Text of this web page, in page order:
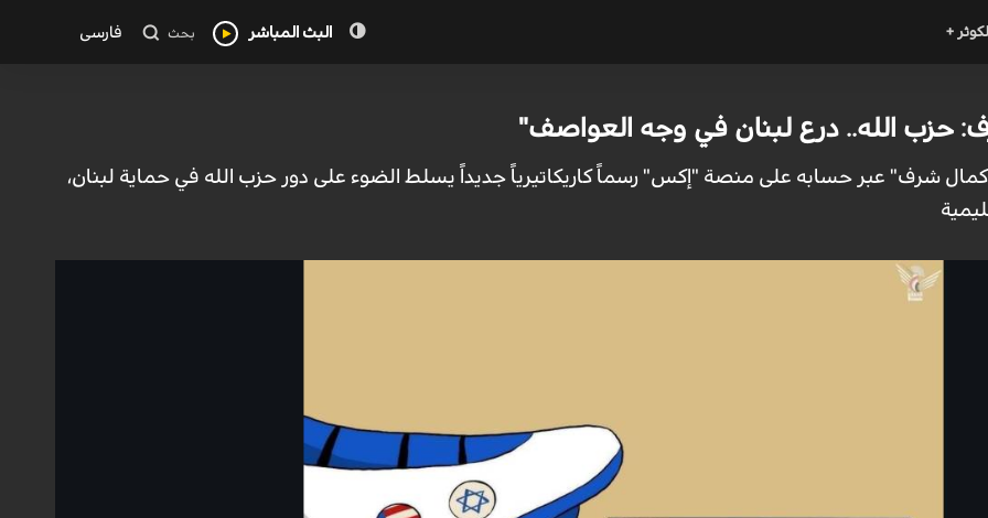
الكوثر + البث المباشر بحث فارسی
حزب الله.. درع لبنان في وجه العواصف"
"كمال شرف" عبر حسابه على منصة "إكس" رسماً كاريكاتيرياً جديداً يسلط الضوء على دور حزب الله في حماية لبنان،